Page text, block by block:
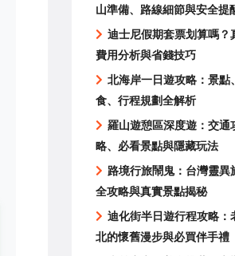
山準備、路線細節與安全提
迪士尼假期套票划算嗎？
費用分析與省錢技巧
北海岸一日遊攻略：景點
食、行程規劃全解析
羅山遊憩區深度遊：交通
略、必看景點與隱藏玩法
路境行旅鬧鬼：台灣靈異
全攻略與真實景點揭秘
迪化街半日遊行程攻略：
北的懷舊漫步與必買伴手禮